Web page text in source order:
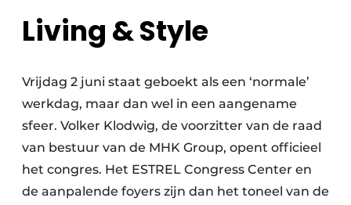
Living & Style
Vrijdag 2 juni staat geboekt als een ‘normale’
werkdag, maar dan wel in een aangename
sfeer. Volker Klodwig, de voorzitter van de raad
van bestuur van de MHK Group, opent officieel
het congres. Het ESTREL Congress Center en
de aanpalende foyers zijn dan het toneel van de